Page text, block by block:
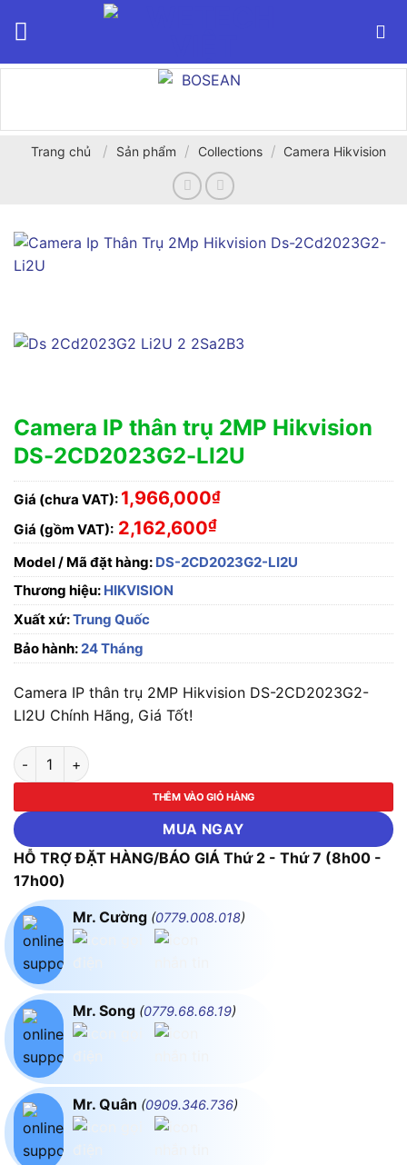
Trang chủ / Sản phẩm / Collections / Camera Hikvision
Camera IP thân trụ 2MP Hikvision
DS-2CD2023G2-LI2U
Giá (chưa VAT): 1,966,000₫
Giá (gồm VAT): 2,162,600₫
Model / Mã đặt hàng: DS-2CD2023G2-LI2U
Thương hiệu: HIKVISION
Xuất xứ:Trung Quốc
Bảo hành:24 Tháng
Camera IP thân trụ 2MP Hikvision DS-2CD2023G2-
LI2U Chính Hãng, Giá Tốt!
Camera IP thân trụ 2MP Hikvision DS-2CD2023G2-LI2U số
THÊM VÀO GIỎ HÀNG
MUA NGAY
HỖ TRỢ ĐẶT HÀNG/BÁO GIÁ Thứ 2 - Thứ 7 (8h00 -
17h00)
Mr. Cường (0779.008.018)
Mr. Song (0779.68.68.19)
Mr. Quân (0909.346.736)